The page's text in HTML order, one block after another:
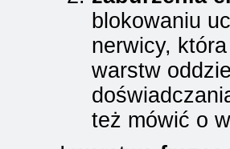
blokowaniu
nerwicy,
warstw
też mówić o